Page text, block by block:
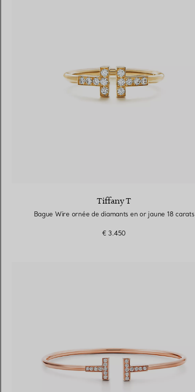
Tiffany T
Bague Wire ornée de diamants en or jaune 18 carats
€ 3.450